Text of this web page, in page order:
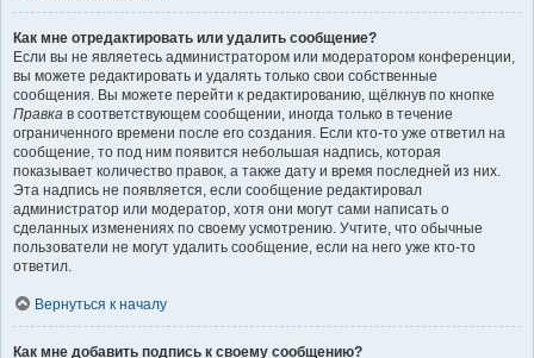
Как мне отредактировать или удалить сообщение?
Если вы не являетесь администратором или модератором конференции,
вы можете редактировать и удалять только свои собственные
сообщения. Вы можете перейти к редактированию, щёлкнув по кнопке
Правка в соответствующем сообщении, иногда только в течение
ограниченного времени после его создания. Если кто-то уже ответил на
сообщение, то под ним появится небольшая надпись, которая
показывает количество правок, а также дату и время последней из них.
Эта надпись не появляется, если сообщение редактировал
администратор или модератор, хотя они могут сами написать о
сделанных изменениях по своему усмотрению. Учтите, что обычные
пользователи не могут удалить сообщение, если на него уже кто-то
ответил.
Вернуться к началу
Как мне добавить подпись к своему сообщению?